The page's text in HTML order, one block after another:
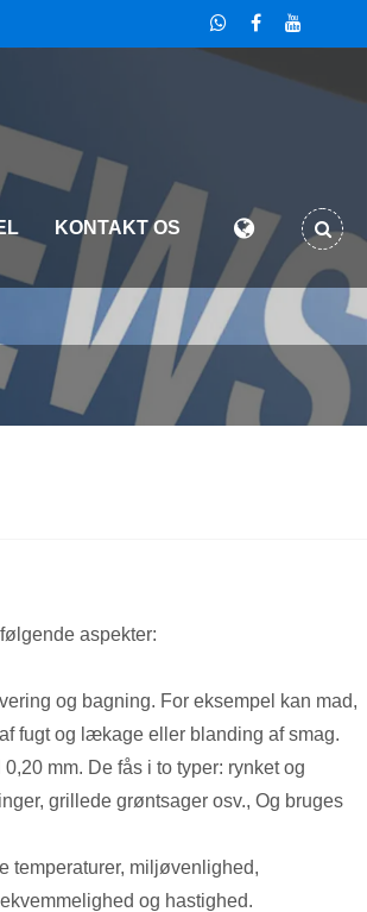
KONTAKT OS
aspekter:
og bagning. For eksempel kan mad,
fugt og lækage eller blanding af smag.
mm. De fås i to typer: rynket og
grillede grøntsager osv., Og bruges
temperaturer, miljøvenlighed,
og hastighed.